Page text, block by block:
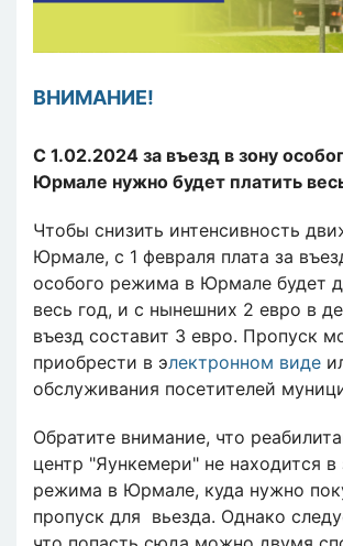
ВНИМАНИЕ!
С 1.02.2024 за въезд в зону
Юрмале нужно будет платить
Чтобы снизить интенсивность
Юрмале, с 1 февраля плата за
особого режима в Юрмале будет
весь год, и с нынешних 2 евро в
въезд составит 3 евро. Пропуск
приобрести в электронном виде
обслуживания посетителей
Обратите внимание, что
центр "Яункемери" не находится в
режима в Юрмале, куда нужно
пропуск для вьезда. Однако